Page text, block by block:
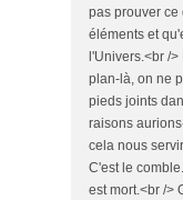
pas prouver ce
éléments et
l'Univers.<br /
plan-là, on ne
pieds joints
raisons
cela nous
C'est le
est mort.<br />